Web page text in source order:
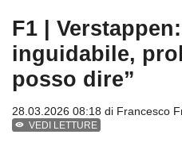
F1 |
inguidabile,
posso dire”
28.03.2026 08:18 di Francesco
VEDI LETTURE